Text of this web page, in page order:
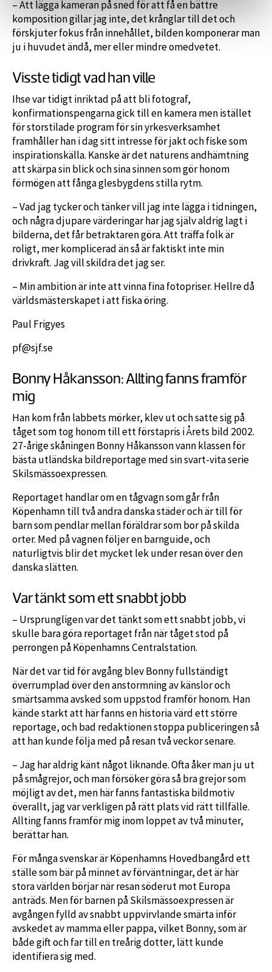
– Att lägga kameran på sned för att få en bättre
komposition gillar jag inte, det krånglar till det och
förskjuter fokus från innehållet, bilden komponerar man
ju i huvudet ändå, mer eller mindre omedvetet.
Visste tidigt vad han ville
Ihse var tidigt inriktad på att bli fotograf,
konfirmationspengarna gick till en kamera men istället
för storstilade program för sin yrkesverksamhet
framhåller han i dag sitt intresse för jakt och fiske som
inspirationskälla. Kanske är det naturens andhämtning
att skärpa sin blick och sina sinnen som gör honom
förmögen att fånga glesbygdens stilla rytm.
– Vad jag tycker och tänker vill jag inte lägga i tidningen,
och några djupare värderingar har jag själv aldrig lagt i
bilderna, det får betraktaren göra. Att träffa folk är
roligt, mer komplicerad än så är faktiskt inte min
drivkraft. Jag vill skildra det jag ser.
– Min ambition är inte att vinna fina fotopriser. Hellre då
världsmästerskapet i att fiska öring.
Paul Frigyes
pf@sjf.se
Bonny Håkansson: Allting fanns framför
mig
Han kom från labbets mörker, klev ut och satte sig på
tåget som tog honom till ett förstapris i Årets bild 2002.
27-årige skåningen Bonny Håkansson vann klassen för
bästa utländska bildreportage med sin svart-vita serie
Skilsmässoexpressen.
Reportaget handlar om en tågvagn som går från
Köpenhamn till två andra danska städer och är till för
barn som pendlar mellan föräldrar som bor på skilda
orter. Med på vagnen följer en barnguide, och
naturligtvis blir det mycket lek under resan över den
danska slätten.
Var tänkt som ett snabbt jobb
– Ursprungligen var det tänkt som ett snabbt jobb, vi
skulle bara göra reportaget från när tåget stod på
perrongen på Köpenhamns Centralstation.
När det var tid för avgång blev Bonny fullständigt
överrumplad över den anstormning av känslor och
smärtsamma avsked som uppstod framför honom. Han
kände starkt att här fanns en historia värd ett större
reportage, och bad redaktionen stoppa publiceringen så
att han kunde följa med på resan två veckor senare.
– Jag har aldrig känt något liknande. Ofta åker man ju ut
på smågrejor, och man försöker göra så bra grejor som
möjligt av det, men här fanns fantastiska bildmotiv
överallt, jag var verkligen på rätt plats vid rätt tillfälle.
Allting fanns framför mig inom loppet av två minuter,
berättar han.
För många svenskar är Köpenhamns Hovedbangård ett
ställe som bär på minnet av förväntningar, det är här
stora världen börjar när resan söderut mot Europa
anträds. Men för barnen på Skilsmässoexpressen är
avgången fylld av snabbt uppvirvlande smärta inför
avskedet av mamma eller pappa, vilket Bonny, som är
både gift och far till en treårig dotter, lätt kunde
identifiera sig med.